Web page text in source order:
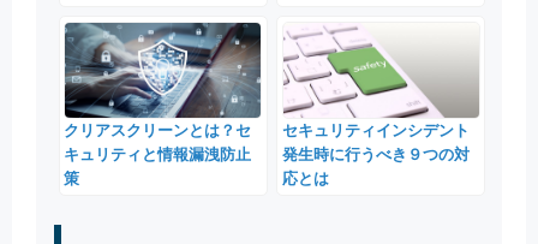
クリアスクリーンとは？セ
キュリティと情報漏洩防止
策
セキュリティインシデント
発生時に行うべき９つの対
応とは